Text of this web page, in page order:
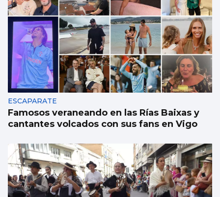
La compraventa de viviendas vive su mejor
junio en 19 años
ESCAPARATE
Famosos veraneando en las Rías Baixas y
cantantes volcados con sus fans en Vigo